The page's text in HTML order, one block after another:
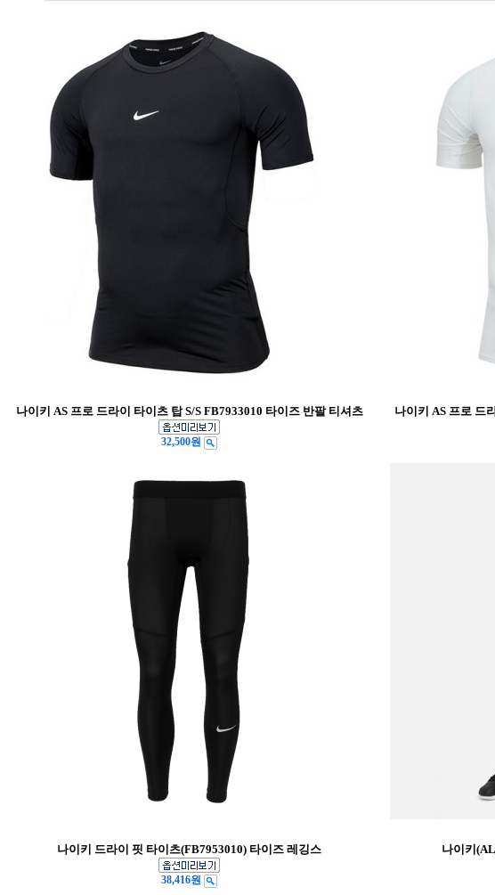
나이키 AS 프로 드라이 타이츠 탑 S/S FB7933010 타이즈 반팔 티셔츠
32,500원
나이키 AS 프로 드
나이키 드라이 핏 타이츠(FB7953010) 타이즈 레깅스
38,416원
나이키